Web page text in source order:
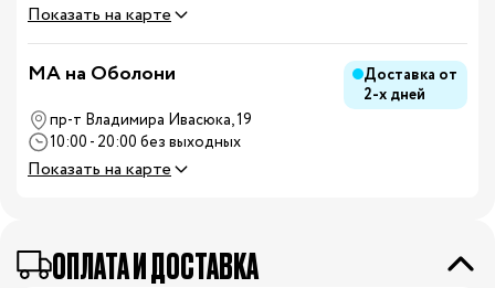
Показать на карте
MA на Оболони
Доставка от
2-х дней
пр-т Владимира Ивасюка, 19
10:00 - 20:00 без выходных
Показать на карте
ОПЛАТА И ДОСТАВКА